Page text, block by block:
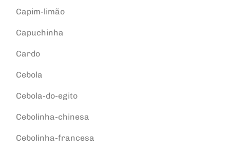
Capim-limão
Capuchinha
Cardo
Cebola
Cebola-do-egito
Cebolinha-chinesa
Cebolinha-francesa